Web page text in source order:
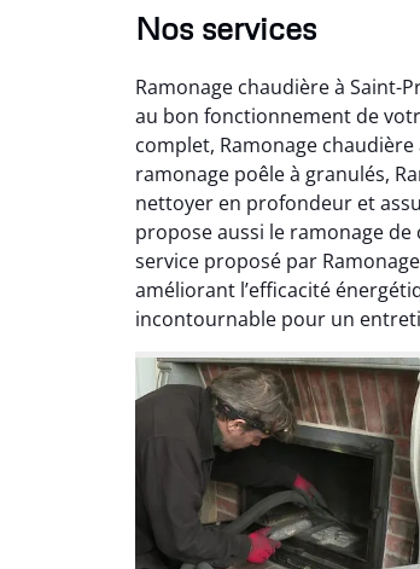
Nos services
Ramonage chaudière à Saint-
au bon fonctionnement de
complet, Ramonage chaudière
ramonage poêle à granulés,
nettoyer en profondeur et
propose aussi le ramonage
service proposé par
améliorant l’efficacité
incontournable pour un